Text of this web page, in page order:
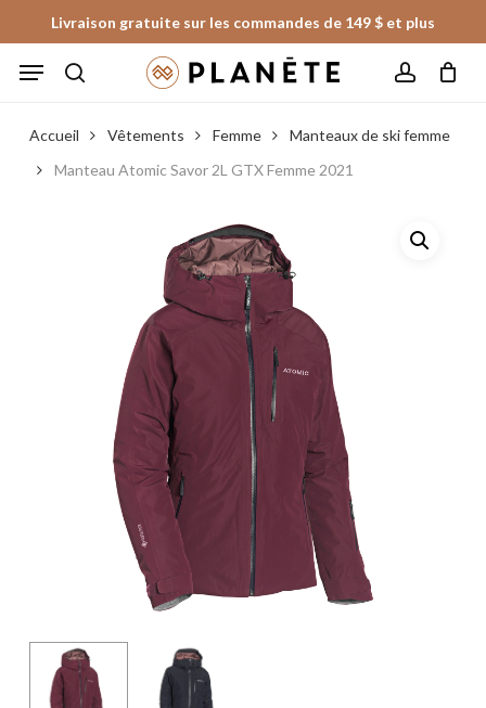
to
main
Livraison gratuite sur les commandes de 149 $ et plus
Menu
Fermer
le
panier
Accueil Vêtements Femme
Manteaux de ski femme
Manteau Atomic Savor 2L GTX Femme 2021